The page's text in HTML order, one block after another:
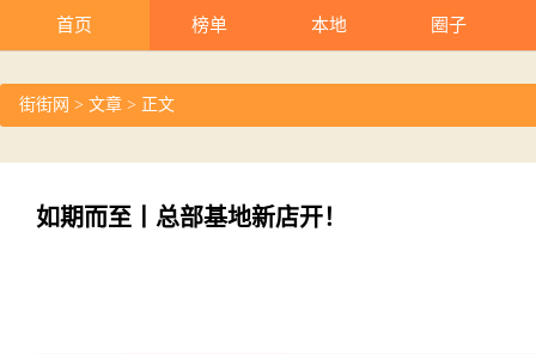
首页 榜单 本地 圈子
街街网 > 文章 > 正文
如期而至丨总部基地新店开！